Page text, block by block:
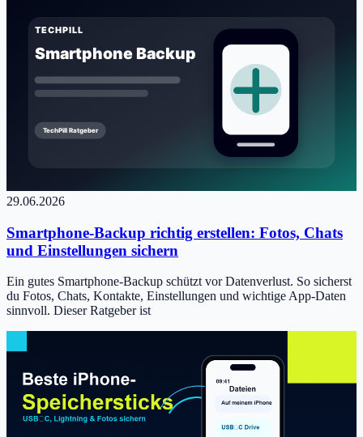
29.06.2026
Smartphone-Backup richtig erstellen: Fotos, Chats
und Einstellungen sichern
Ein gutes Smartphone-Backup schützt vor Datenverlust. So sicherst
du Fotos, Chats, Kontakte, Einstellungen und wichtige App-Daten
sinnvoll. Dieser Ratgeber ist